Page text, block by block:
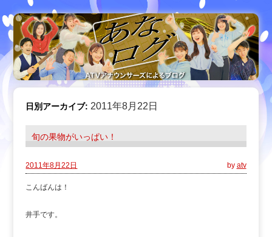
日別アーカイブ:2011年8月22日
旬の果物がいっぱい！
2011年8月22日 by atv
こんばんは！
井手です。